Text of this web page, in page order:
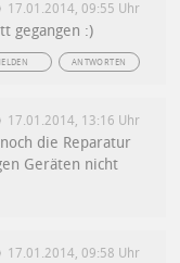
17.01.2014, 09:55 Uhr
gegangen :)
ANTWORTEN
17.01.2014, 13:16 Uhr
die Reparatur
Geräten nicht
17.01.2014, 09:58 Uhr